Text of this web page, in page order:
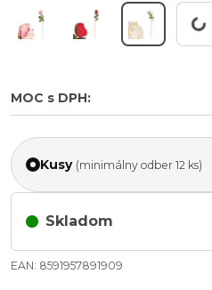
MOC s DPH:
Kusy (minimálny odber 12 ks)
Skladom
EAN: 8591957891909